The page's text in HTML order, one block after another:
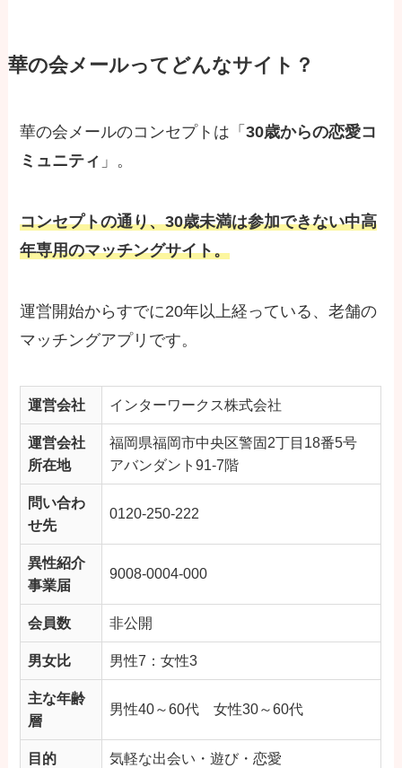
華の会メールってどんなサイト？
華の会メールのコンセプトは「30歳からの恋愛コ
ミュニティ 」。
コンセプトの通り、30歳未満は参加できない中高
年専用のマッチングサイト。
運営開始からすでに20年以上経っている、老舗の
マッチングアプリです。
運営会社 インターワークス株式会社
運営会社
所在地
福岡県福岡市中央区警固2丁目18番5号
アバンダント91-7階
問い合わ
せ先
0120-250-222
異性紹介
事業届
9008-0004-000
会員数 非公開
男女比 男性7：女性3
主な年齢
層
男性40～60代 女性30～60代
目的 気軽な出会い・遊び・恋愛